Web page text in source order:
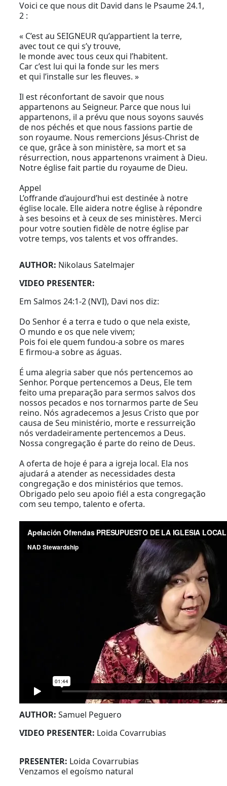
Voici ce que nous dit David dans le Psaume 24.1,
2 :
« C’est au SEIGNEUR qu’appartient la terre,
avec tout ce qui s’y trouve,
le monde avec tous ceux qui l’habitent.
Car c’est lui qui la fonde sur les mers
et qui l’installe sur les fleuves. »
Il est réconfortant de savoir que nous
appartenons au Seigneur. Parce que nous lui
appartenons, il a prévu que nous soyons sauvés
de nos péchés et que nous fassions partie de
son royaume. Nous remercions Jésus-Christ de
ce que, grâce à son ministère, sa mort et sa
résurrection, nous appartenons vraiment à Dieu.
Notre église fait partie du royaume de Dieu.
Appel
L’offrande d’aujourd’hui est destinée à notre
église locale. Elle aidera notre église à répondre
à ses besoins et à ceux de ses ministères. Merci
pour votre soutien fidèle de notre église par
votre temps, vos talents et vos offrandes.
AUTHOR: Nikolaus Satelmajer
VIDEO PRESENTER:
Em Salmos 24:1-2 (NVI), Davi nos diz:
Do Senhor é a terra e tudo o que nela existe,
O mundo e os que nele vivem;
Pois foi ele quem fundou-a sobre os mares
E firmou-a sobre as águas.
É uma alegria saber que nós pertencemos ao
Senhor. Porque pertencemos a Deus, Ele tem
feito uma preparação para sermos salvos dos
nossos pecados e nos tornarmos parte de Seu
reino. Nós agradecemos a Jesus Cristo que por
causa de Seu ministério, morte e ressurreição
nós verdadeiramente pertencemos a Deus.
Nossa congregação é parte do reino de Deus.
A oferta de hoje é para a igreja local. Ela nos
ajudará a atender as necessidades desta
congregação e dos ministérios que temos.
Obrigado pelo seu apoio fiél a esta congregação
com seu tempo, talento e oferta.
AUTHOR:Samuel Peguero
VIDEO PRESENTER: Loida Covarrubias
PRESENTER: Loida Covarrubias
Venzamos el egoísmo natural